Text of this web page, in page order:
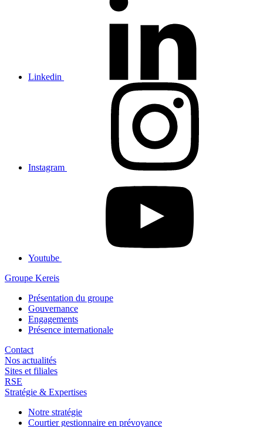
Linkedin
Instagram
Youtube
Groupe Kereis
Présentation du groupe
Gouvernance
Engagements
Présence internationale
Contact
Nos actualités
Sites et filiales
RSE
Stratégie & Expertises
Notre stratégie
Courtier gestionnaire en prévoyance